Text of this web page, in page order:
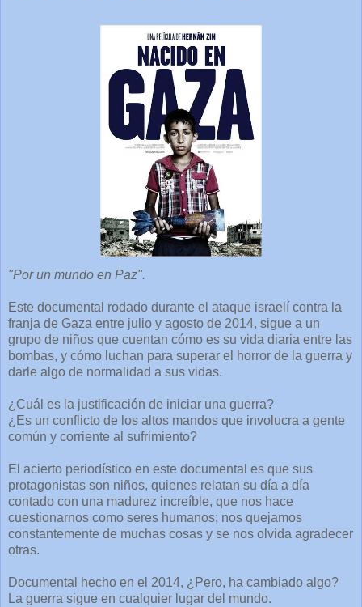
"Por un mundo en Paz".
Este documental rodado durante el ataque israelí contra la
franja de Gaza entre julio y agosto de 2014, sigue a un
grupo de niños que cuentan cómo es su vida diaria entre las
bombas, y cómo luchan para superar el horror de la guerra y
darle algo de normalidad a sus vidas.
¿Cuál es la justificación de iniciar una guerra?
¿Es un conflicto de los altos mandos que involucra a gente
común y corriente al sufrimiento?
El acierto periodístico en este documental es que sus
protagonistas son niños, quienes relatan su día a día
contado con una madurez increíble, que nos hace
cuestionarnos como seres humanos; nos quejamos
constantemente de muchas cosas y se nos olvida agradecer
otras.
Documental hecho en el 2014, ¿Pero, ha cambiado algo?
La guerra sigue en cualquier lugar del mundo.